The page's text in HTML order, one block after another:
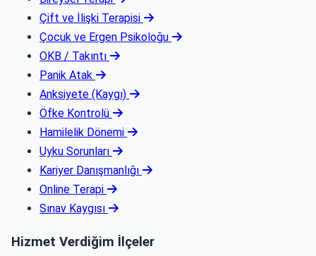
Çift ve İlişki Terapisi
Çocuk ve Ergen Psikoloğu
OKB / Takıntı
Panik Atak
Anksiyete (Kaygı)
Öfke Kontrolü
Hamilelik Dönemi
Uyku Sorunları
Kariyer Danışmanlığı
Online Terapi
Sınav Kaygısı
Hizmet Verdiğim İlçeler